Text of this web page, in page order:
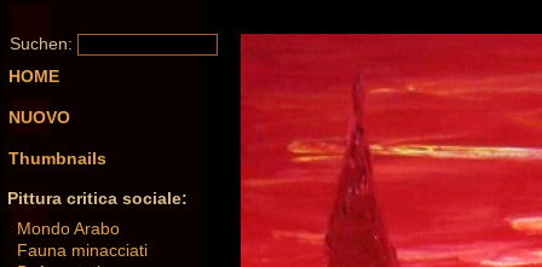
Suchen:
HOME
NUOVO
Thumbnails
Pittura critica sociale:
Mondo Arabo
Fauna minacciati